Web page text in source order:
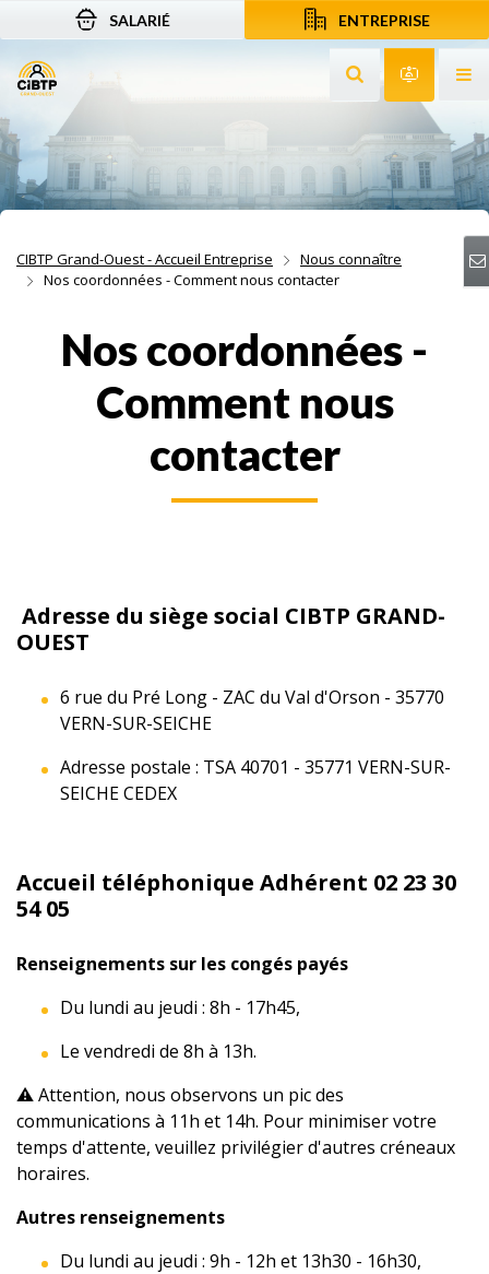
Aller au contenu
Aller à la recherche
Aller à la navigation
SALARIÉ ENTREPRISE
Rechercher sur
CIBTP Grand-Ouest - Accueil Entreprise
Nous connaître
Nos coordonnées - Comment nous contacter
Nos coordonnées -
Comment nous
contacter
Adresse du siège social CIBTP GRAND-
OUEST
6 rue du Pré Long - ZAC du Val d'Orson - 35770
VERN-SUR-SEICHE
Adresse postale : TSA 40701 - 35771 VERN-SUR-
SEICHE CEDEX
Accueil téléphonique Adhérent 02 23 30
54 05
Renseignements sur les congés payés
Du lundi au jeudi : 8h - 17h45,
Le vendredi de 8h à 13h.
⚠️ Attention, nous observons un pic des
communications à 11h et 14h. Pour minimiser votre
temps d'attente, veuillez privilégier d'autres créneaux
horaires.
Autres renseignements
Du lundi au jeudi : 9h - 12h et 13h30 - 16h30,